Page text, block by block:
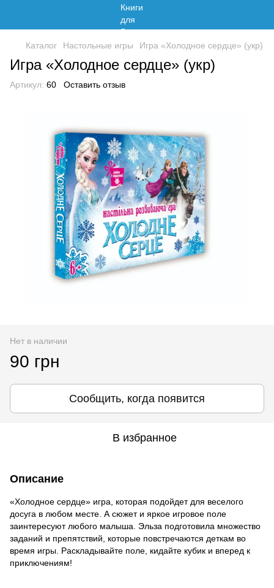
Каталог Настольные игры Игра «Холодное сердце» (укр)
Игра «Холодное сердце» (укр)
Артикул: 60 Оставить отзыв
Нет в наличии
90 грн
Сообщить, когда появится
В избранное
Описание
«Холодное сердце» игра, которая подойдет для веселого
досуга в любом месте. А сюжет и яркое игровое поле
заинтересуют любого малыша. Эльза подготовила множество
заданий и препятствий, которые повстречаются деткам во
время игры. Раскладывайте поле, кидайте кубик и вперед к
приключениям!